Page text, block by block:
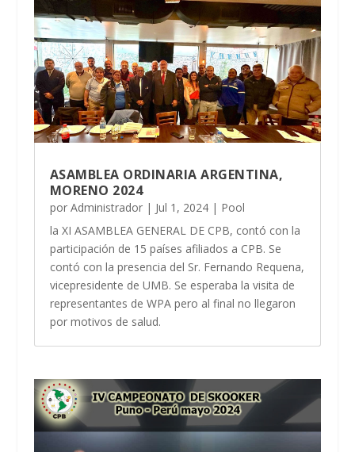
ASAMBLEA ORDINARIA ARGENTINA,
MORENO 2024
por Administrador| Jul 1, 2024| Pool
la XI ASAMBLEA GENERAL DE CPB, contó con la
participación de 15 países afiliados a CPB. Se
contó con la presencia del Sr. Fernando Requena,
vicepresidente de UMB. Se esperaba la visita de
representantes de WPA pero al final no llegaron
por motivos de salud.